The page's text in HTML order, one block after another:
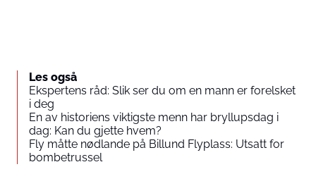
Les også
Ekspertens råd: Slik ser du om en mann er forelsket
i deg
En av historiens viktigste menn har bryllupsdag i
dag: Kan du gjette hvem?
Fly måtte nødlande på Billund Flyplass: Utsatt for
bombetrussel